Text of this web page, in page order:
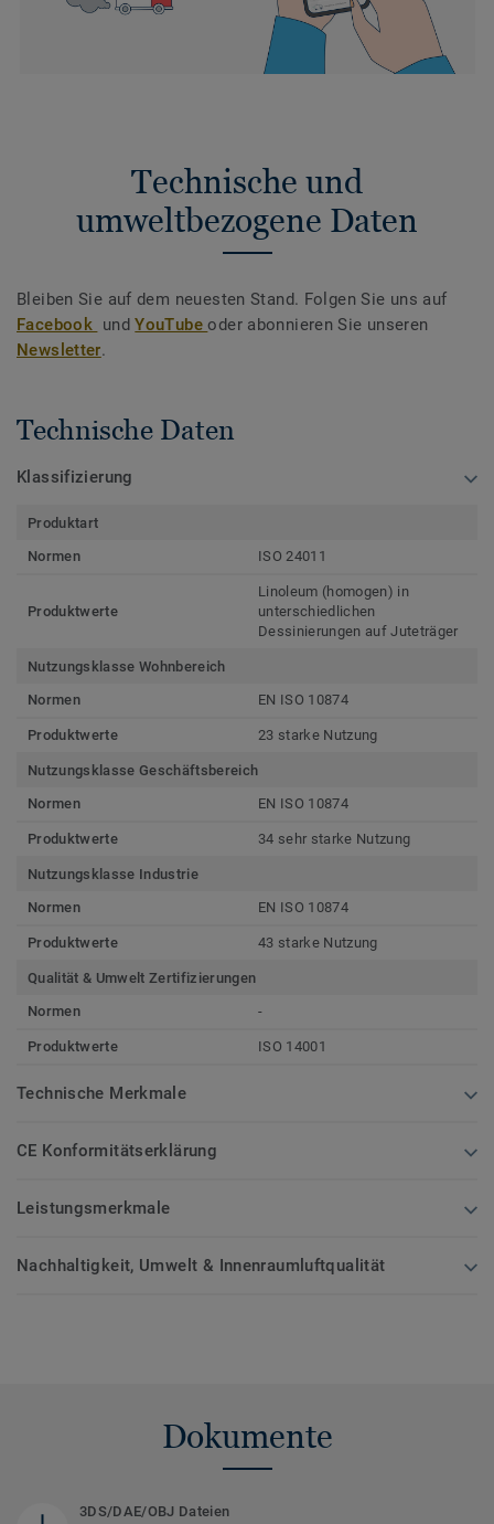
Technische und
umweltbezogene Daten
Bleiben Sie auf dem neuesten Stand. Folgen Sie uns auf
Facebook undYouTubeoder abonnieren Sie unseren
Newsletter.
Technische Daten
Klassifizierung
Produktart
Normen
ISO 24011
Produktwerte
Linoleum (homogen) in
unterschiedlichen
Dessinierungen auf Juteträger
Nutzungsklasse Wohnbereich
Normen
EN ISO 10874
Produktwerte 23 starke Nutzung
Nutzungsklasse Geschäftsbereich
Normen
EN ISO 10874
Produktwerte 34 sehr starke Nutzung
Nutzungsklasse Industrie
Normen
EN ISO 10874
Produktwerte 43 starke Nutzung
Qualität & Umwelt Zertifizierungen
Normen
-
Produktwerte ISO 14001
Technische Merkmale
CE Konformitätserklärung
Leistungsmerkmale
Nachhaltigkeit, Umwelt & Innenraumluftqualität
Dokumente
3DS/DAE/OBJ Dateien